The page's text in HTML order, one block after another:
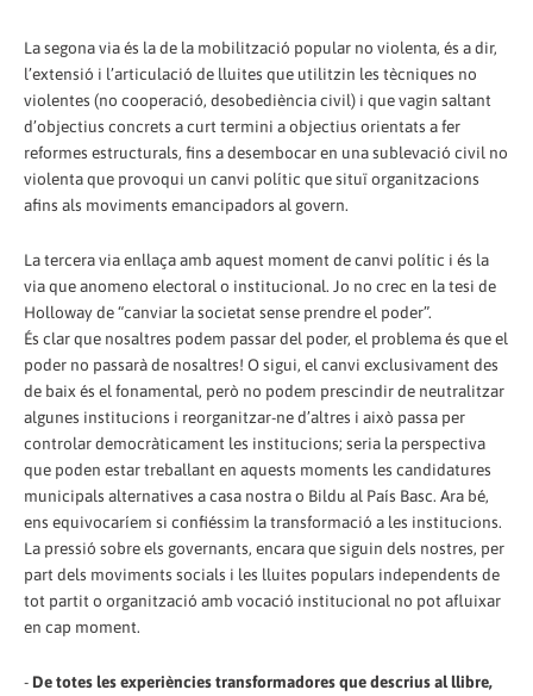
La segona via és la de la mobilització popular no violenta, és a dir,
l’extensió i l’articulació de lluites que utilitzin les tècniques no
violentes (no cooperació, desobediència civil) i que vagin saltant
d’objectius concrets a curt termini a objectius orientats a fer
reformes estructurals, fins a desembocar en una sublevació civil no
violenta que provoqui un canvi polític que situï organitzacions
afins als moviments emancipadors al govern.
La tercera via enllaça amb aquest moment de canvi polític i és la
via que anomeno electoral o institucional. Jo no crec en la tesi de
Holloway de “canviar la societat sense prendre el poder”.
És clar que nosaltres podem passar del poder, el problema és que el
poder no passarà de nosaltres! O sigui, el canvi exclusivament des
de baix és el fonamental, però no podem prescindir de neutralitzar
algunes institucions i reorganitzar-ne d’altres i això passa per
controlar democràticament les institucions; seria la perspectiva
que poden estar treballant en aquests moments les candidatures
municipals alternatives a casa nostra o Bildu al País Basc. Ara bé,
ens equivocaríem si confiéssim la transformació a les institucions.
La pressió sobre els governants, encara que siguin dels nostres, per
part dels moviments socials i les lluites populars independents de
tot partit o organització amb vocació institucional no pot afluixar
en cap moment.
- De totes les experiències transformadores que descrius al llibre,